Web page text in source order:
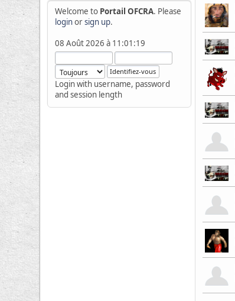
Welcome to Portail OFCRA. Please
loginorsign up.
08 Août 2026 à 11:01:19
Login with username, password
and session length